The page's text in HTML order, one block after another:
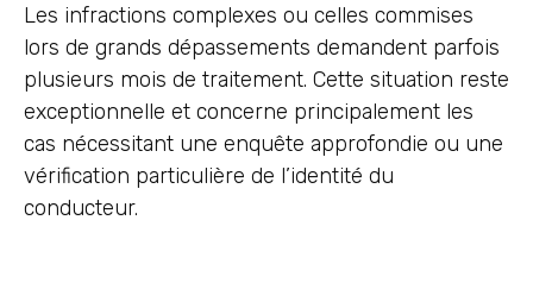
Les infractions complexes ou celles commises
lors de grands dépassements demandent parfois
plusieurs mois de traitement. Cette situation reste
exceptionnelle et concerne principalement les
cas nécessitant une enquête approfondie ou une
vérification particulière de l’identité du
conducteur.